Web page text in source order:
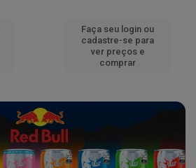
Faça seu login ou
cadastre-se para
ver preços e
comprar